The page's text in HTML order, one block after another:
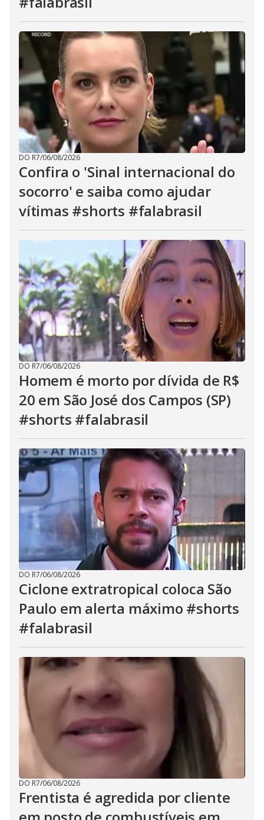
DO R7/06/08/2026
Confira o 'Sinal internacional do
socorro' e saiba como ajudar
vítimas #shorts #falabrasil
DO R7/06/08/2026
Homem é morto por dívida de R$
20 em São José dos Campos (SP)
#shorts #falabrasil
DO R7/06/08/2026
Ciclone extratropical coloca São
Paulo em alerta máximo #shorts
#falabrasil
DO R7/06/08/2026
Frentista é agredida por cliente